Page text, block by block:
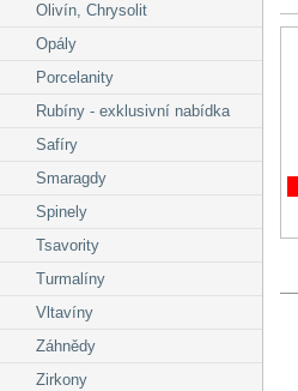
Olivín, Chrysolit
Opály
Porcelanity
Rubíny - exklusivní nabídka
Safíry
Smaragdy
Spinely
Tsavority
Turmalíny
Vltavíny
Záhnědy
Zirkony